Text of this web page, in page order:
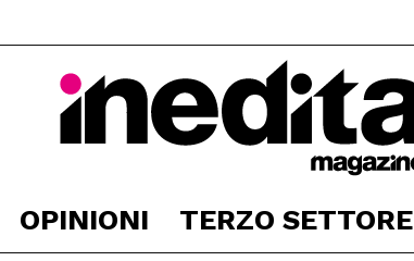
Inedita
OPINIONI TERZO SETTORE